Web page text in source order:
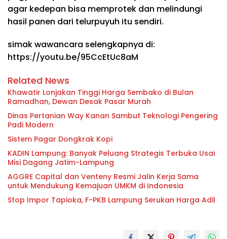
agar kedepan bisa memprotek dan melindungi
hasil panen dari telurpuyuh itu sendiri.
simak wawancara selengkapnya di:
https://youtu.be/95CcEtUc8aM
Related News
Khawatir Lonjakan Tinggi Harga Sembako di Bulan
Ramadhan, Dewan Desak Pasar Murah
Dinas Pertanian Way Kanan Sambut Teknologi Pengering
Padi Modern
Sistem Pagar Dongkrak Kopi
KADIN Lampung: Banyak Peluang Strategis Terbuka Usai
Misi Dagang Jatim-Lampung
AGGRE Capital dan Venteny Resmi Jalin Kerja Sama
untuk Mendukung Kemajuan UMKM di Indonesia
Stop Impor Tapioka, F-PKB Lampung Serukan Harga Adil